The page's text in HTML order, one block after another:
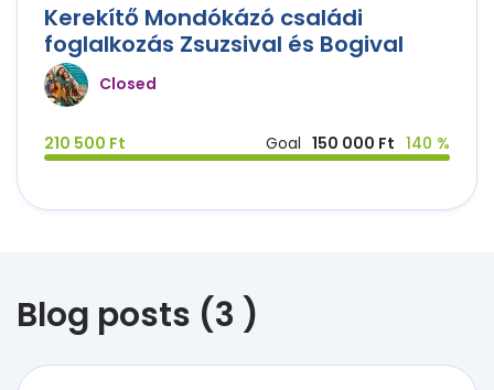
Kerekítő Mondókázó családi
foglalkozás Zsuzsival és Bogival
Closed
210 500 Ft Goal 150 000 Ft 140 %
Blog posts (3 )